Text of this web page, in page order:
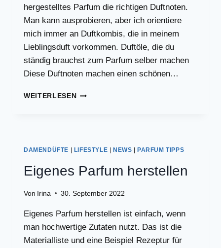
hergestelltes Parfum die richtigen Duftnoten.
Man kann ausprobieren, aber ich orientiere
mich immer an Duftkombis, die in meinem
Lieblingsduft vorkommen. Duftöle, die du
ständig brauchst zum Parfum selber machen
Diese Duftnoten machen einen schönen…
WEITERLESENDIESE
HERSTELLEN
DAMENDÜFTE LIFESTYLE NEWS PARFUM TIPPS
Eigenes Parfum herstellen
Von Irina 30. September 2022
Eigenes Parfum herstellen ist einfach, wenn
man hochwertige Zutaten nutzt. Das ist die
Materialliste und eine Beispiel Rezeptur für